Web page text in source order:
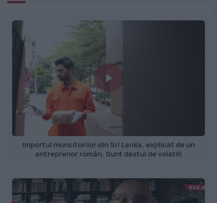
Importul muncitorilor din Sri Lanka, explicat de un
antreprenor român. Sunt destul de volatili